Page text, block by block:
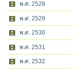
พ.ศ. 2528
พ.ศ. 2529
พ.ศ. 2530
พ.ศ. 2531
พ.ศ. 2532